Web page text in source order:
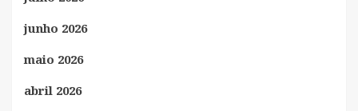
junho 2026
maio 2026
abril 2026